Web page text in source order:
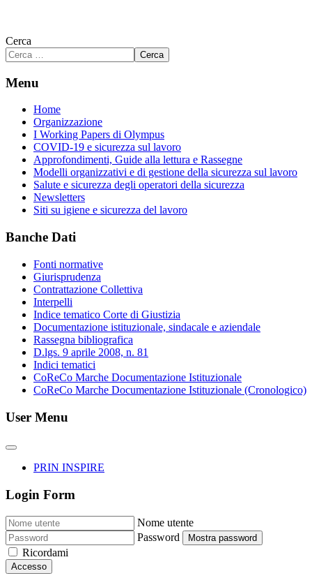
Cerca
Cerca
Menu
Home
Organizzazione
I Working Papers di Olympus
COVID-19 e sicurezza sul lavoro
Approfondimenti, Guide alla lettura e Rassegne
Modelli organizzativi e di gestione della sicurezza sul lavoro
Salute e sicurezza degli operatori della sicurezza
Newsletters
Siti su igiene e sicurezza del lavoro
Banche Dati
Fonti normative
Giurisprudenza
Contrattazione Collettiva
Interpelli
Indice tematico Corte di Giustizia
Documentazione istituzionale, sindacale e aziendale
Rassegna bibliografica
D.lgs. 9 aprile 2008, n. 81
Indici tematici
CoReCo Marche Documentazione Istituzionale
CoReCo Marche Documentazione Istituzionale (Cronologico)
User Menu
PRIN INSPIRE
Login Form
Nome utente
Password
Mostra password
Ricordami
Accesso